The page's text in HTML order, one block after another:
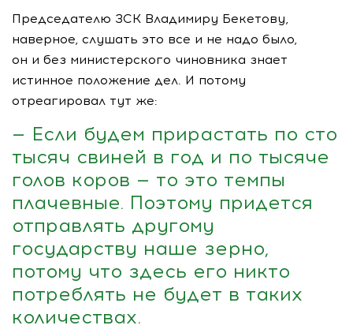
Председателю ЗСК Владимиру Бекетову,
наверное, слушать это все и не надо было,
он и без министерского чиновника знает
истинное положение дел. И потому
отреагировал тут же:
— Если будем прирастать по сто
тысяч свиней в год и по тысяче
голов коров — то это темпы
плачевные. Поэтому придется
отправлять другому
государству наше зерно,
потому что здесь его никто
потреблять не будет в таких
количествах.